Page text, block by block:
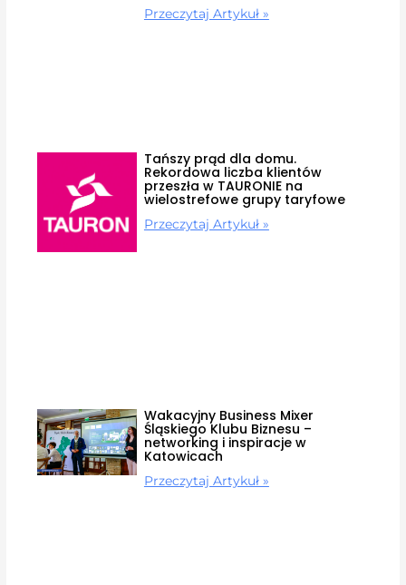
Przeczytaj Artykuł »
Tańszy prąd dla domu.
Rekordowa liczba klientów
przeszła w TAURONIE na
wielostrefowe grupy taryfowe
Przeczytaj Artykuł »
Wakacyjny Business Mixer
Śląskiego Klubu Biznesu –
networking i inspiracje w
Katowicach
Przeczytaj Artykuł »